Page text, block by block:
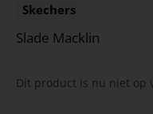
Skechers
Slade Macklin
Dit product is nu niet op